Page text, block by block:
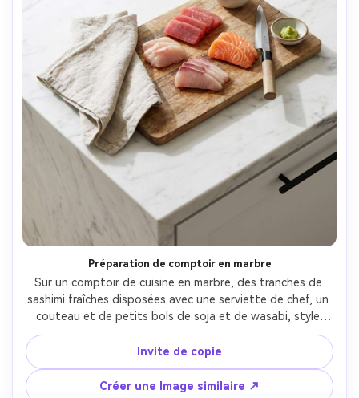
Préparation de comptoir en marbre
Sur un comptoir de cuisine en marbre, des tranches de
sashimi fraîches disposées avec une serviette de chef, un
couteau et de petits bols de soja et de wasabi, style
d'affiche minimaliste avec un espace de lettres serif
moderne, lumière du jour brillante et propre, Nikon D850
50mm f/1.8, trois quarts de haut-en-bas angle, ambiance
fraîche et aérée, textures réalistes, ombres naturelles,
Invite de copie
Créer une Image similaire ↗